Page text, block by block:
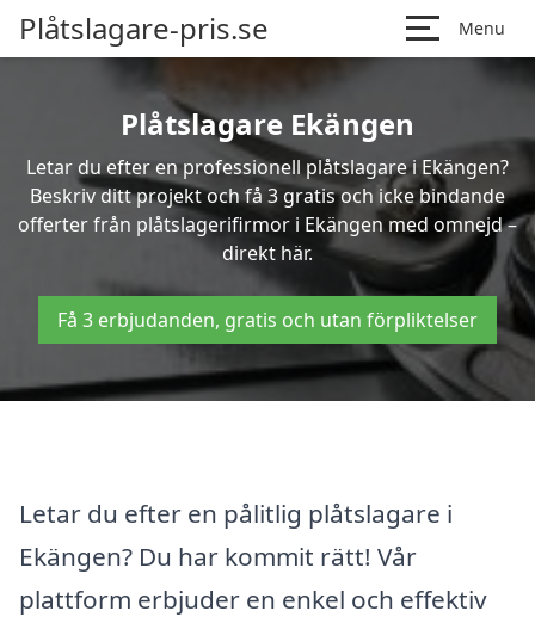
Plåtslagare-pris.se Menu
Plåtslagare Ekängen
Letar du efter en professionell plåtslagare i Ekängen?
Beskriv ditt projekt och få 3 gratis och icke bindande
offerter från plåtslagerifirmor i Ekängen med omnejd –
direkt här.
Få 3 erbjudanden, gratis och utan förpliktelser
Letar du efter en pålitlig plåtslagare i
Ekängen? Du har kommit rätt! Vår
plattform erbjuder en enkel och effektiv